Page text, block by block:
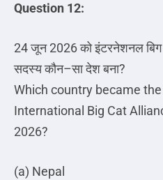
Question 12:
24जून2026कोइंटरनेशनलबिग
सदस्यकौन–सादेशबना?
Which country became
International Big Cat
2026?
(a) Nepal